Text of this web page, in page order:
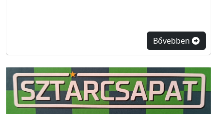
Bővebben